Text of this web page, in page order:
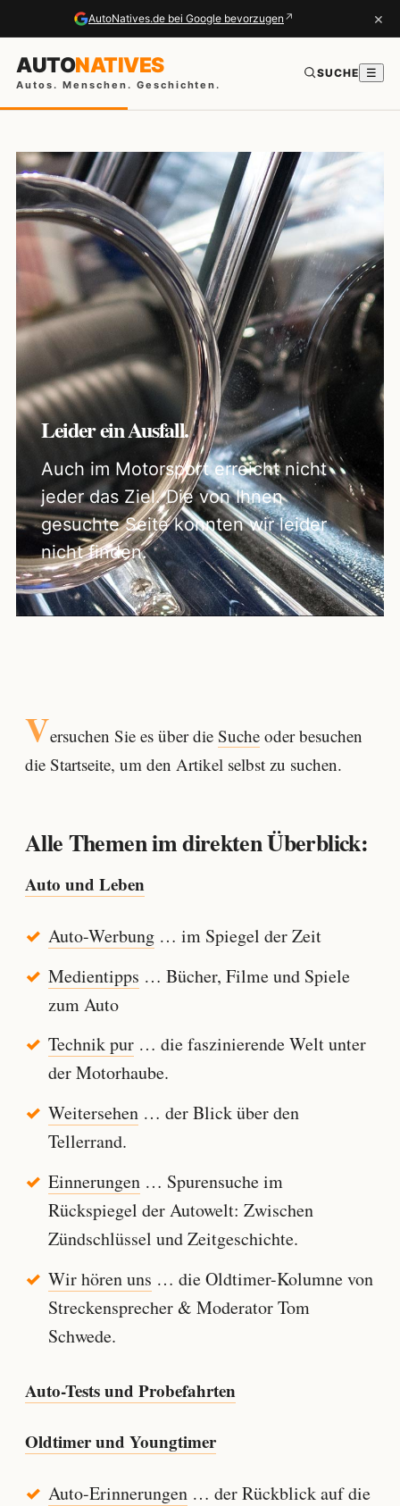
AutoNatives.de bei Google bevorzugen ↗ ×
AUTONATIVES
Autos. Menschen. Geschichten.
SUCHE ☰
Leider ein Ausfall.
Auch im Motorsport erreicht nicht
jeder das Ziel. Die von Ihnen
gesuchte Seite konnten wir leider
nicht finden.
Versuchen Sie es über die Sucheoder besuchen
die Startseite, um den Artikel selbst zu suchen.
Alle Themen im direkten Überblick:
Auto und Leben
Auto-Werbung… im Spiegel der Zeit
Medientipps … Bücher, Filme und Spiele
zum Auto
Technik pur… die faszinierende Welt unter
der Motorhaube.
Weitersehen… der Blick über den
Tellerrand.
Einnerungen… Spurensuche im
Rückspiegel der Autowelt: Zwischen
Zündschlüssel und Zeitgeschichte.
Wir hören uns … die Oldtimer-Kolumne von
Streckensprecher & Moderator Tom
Schwede.
Auto-Tests und Probefahrten
Oldtimer und Youngtimer
Auto-Erinnerungen… der Rückblick auf die